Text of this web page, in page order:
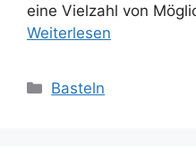
eine Vielzahl von
Weiterlesen
Kategorien
Basteln